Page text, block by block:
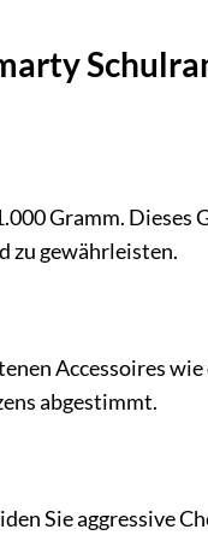
Gramm. Dieses
zu gewährleisten.
Accessoires wie
abgestimmt.
Sie aggressive